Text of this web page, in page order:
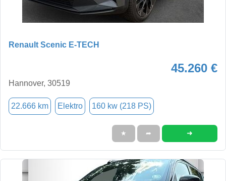
Renault Scenic E-TECH
45.260 €
Hannover, 30519
22.666 km Elektro 160 kw (218 PS)
★ ➦ ➜